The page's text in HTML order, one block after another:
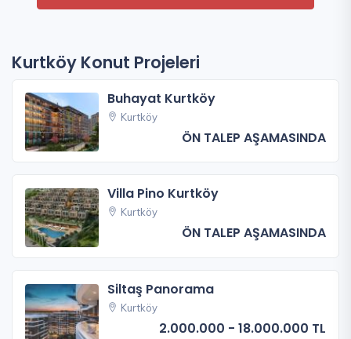
Kurtköy Konut Projeleri
Buhayat Kurtköy
Kurtköy
ÖN TALEP AŞAMASINDA
Villa Pino Kurtköy
Kurtköy
ÖN TALEP AŞAMASINDA
Siltaş Panorama
Kurtköy
2.000.000 - 18.000.000 TL